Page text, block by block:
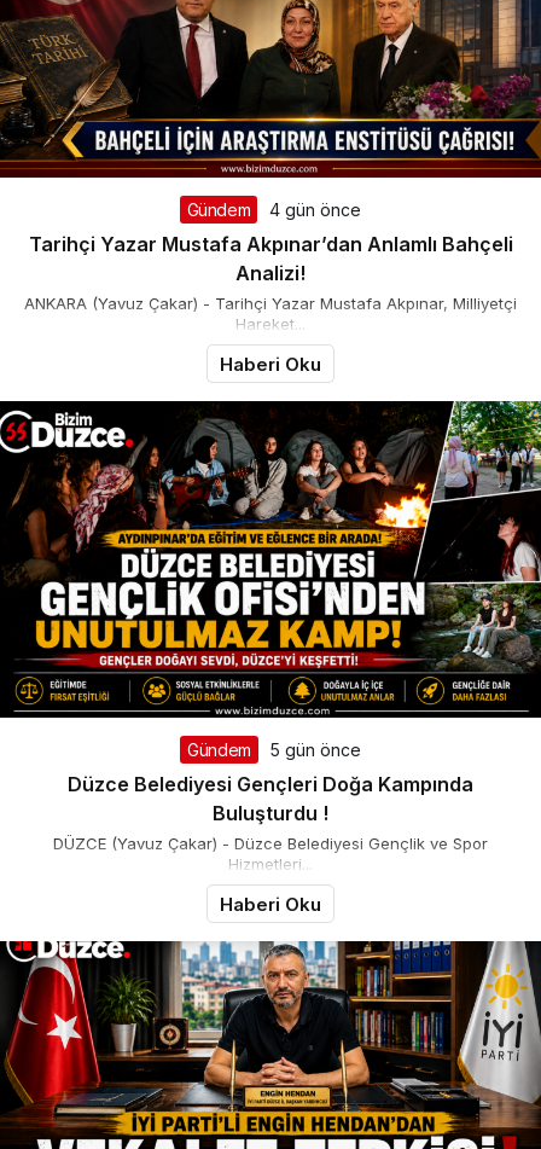
Gündem 4 gün önce
Tarihçi Yazar Mustafa Akpınar’dan Anlamlı Bahçeli
Analizi!
ANKARA (Yavuz Çakar) - Tarihçi Yazar Mustafa Akpınar, Milliyetçi
Hareket...
Haberi Oku
Gündem 5 gün önce
Düzce Belediyesi Gençleri Doğa Kampında
Buluşturdu !
DÜZCE (Yavuz Çakar) - Düzce Belediyesi Gençlik ve Spor
Hizmetleri...
Haberi Oku